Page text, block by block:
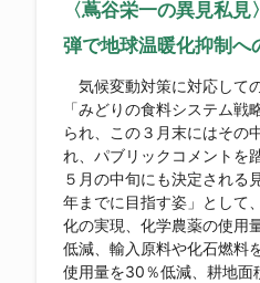
〈蔦谷栄一の異見私
弾で地球温暖化抑制へ
気候変動対策に対応して
「みどりの食料システム戦
られ、この３月末にはその
れ、パブリックコメントを
５月の中旬にも決定され
年までに目指す姿」として
化の実現、化学農薬の使用
低減、輸入原料や化石燃料
使用量を30％低減、耕地面